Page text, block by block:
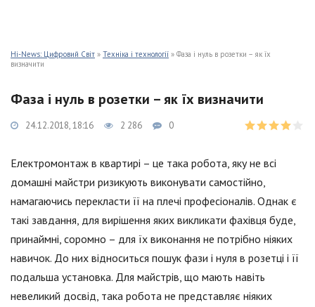
Hi-News: Цифровий Світ » Техніка і технології » Фаза і нуль в розетки – як їх
визначити
Фаза і нуль в розетки – як їх визначити
24.12.2018, 18:16 2 286 0
Електромонтаж в квартирі – це така робота, яку не всі
домашні майстри ризикують виконувати самостійно,
намагаючись перекласти її на плечі професіоналів. Однак є
такі завдання, для вирішення яких викликати фахівця буде,
принаймні, соромно – для їх виконання не потрібно ніяких
навичок. До них відноситься пошук фази і нуля в розетці і її
подальша установка. Для майстрів, що мають навіть
невеликий досвід, така робота не представляє ніяких